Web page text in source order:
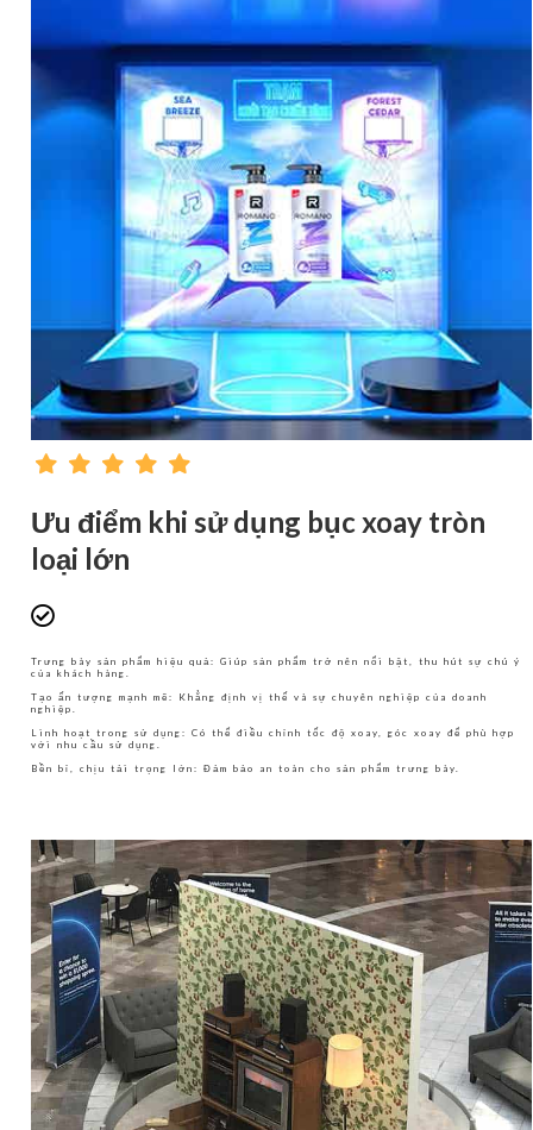
Ưu điểm khi sử dụng bục xoay tròn
loại lớn
Trưng bày sản phẩm hiệu quả: Giúp sản phẩm trở nên nổi bật, thu hút sự chú ý
của khách hàng.
Tạo ấn tượng mạnh mẽ: Khẳng định vị thế và sự chuyên nghiệp của doanh
nghiệp.
Linh hoạt trong sử dụng: Có thể điều chỉnh tốc độ xoay, góc xoay để phù hợp
với nhu cầu sử dụng.
Bền bỉ, chịu tải trọng lớn: Đảm bảo an toàn cho sản phẩm trưng bày.